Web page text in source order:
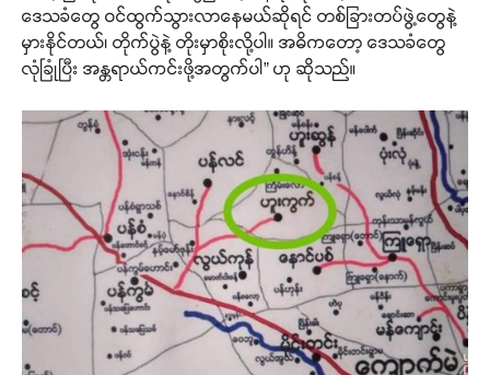
ဒေသခံတွေ ဝင်ထွက်သွားလာနေမယ်ဆိုရင် တစ်ခြားတပ်ဖွဲ့တွေနဲ့
မှားနိုင်တယ်၊ တိုက်ပွဲနဲ့ တိုးမှာစိုးလို့ပါ။ အဓိကတော့ ဒေသခံတွေ
လုံခြုံပြီး အန္တရာယ်ကင်းဖို့အတွက်ပါ” ဟု ဆိုသည်။